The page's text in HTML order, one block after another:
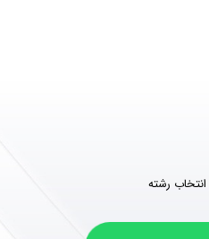
رشته